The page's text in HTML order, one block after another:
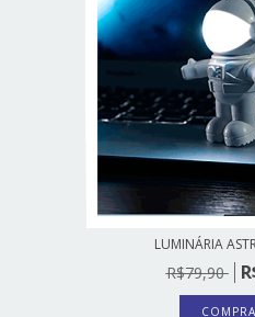
LUMINÁRIA
R$79,90